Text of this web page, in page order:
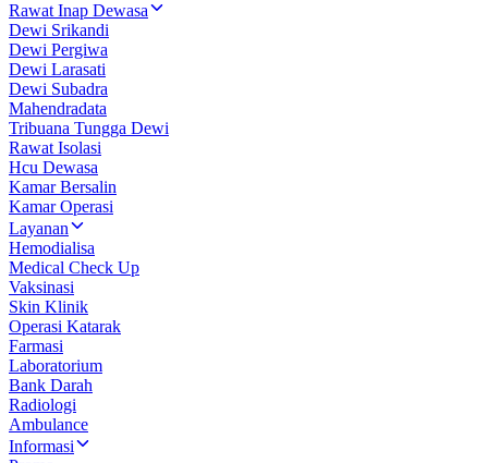
Rawat Inap Dewasa
Dewi Srikandi
Dewi Pergiwa
Dewi Larasati
Dewi Subadra
Mahendradata
Tribuana Tungga Dewi
Rawat Isolasi
Hcu Dewasa
Kamar Bersalin
Kamar Operasi
Layanan
Hemodialisa
Medical Check Up
Vaksinasi
Skin Klinik
Operasi Katarak
Farmasi
Laboratorium
Bank Darah
Radiologi
Ambulance
Informasi